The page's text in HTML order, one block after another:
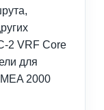
2 VRF Core
для
2000